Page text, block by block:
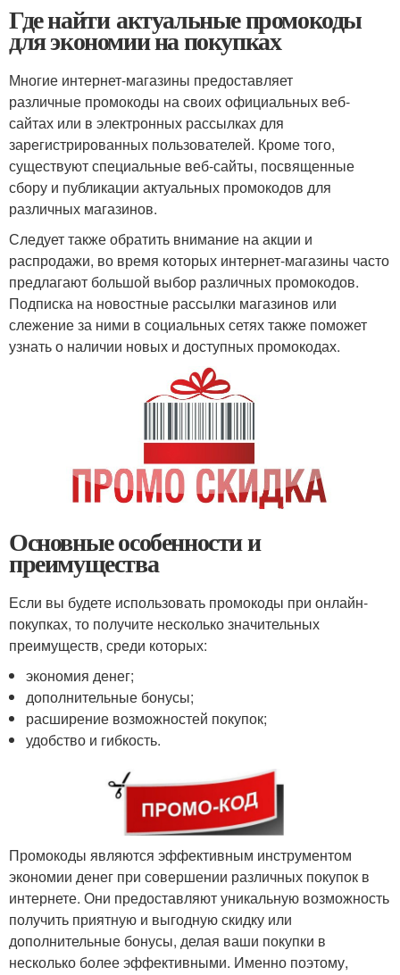
Где найти актуальные промокоды
для экономии на покупках
Многие интернет-магазины предоставляет
различные промокоды на своих официальных веб-
сайтах или в электронных рассылках для
зарегистрированных пользователей. Кроме того,
существуют специальные веб-сайты, посвященные
сбору и публикации актуальных промокодов для
различных магазинов.
Следует также обратить внимание на акции и
распродажи, во время которых интернет-магазины часто
предлагают большой выбор различных промокодов.
Подписка на новостные рассылки магазинов или
слежение за ними в социальных сетях также поможет
узнать о наличии новых и доступных промокодах.
Основные особенности и
преимущества
Если вы будете использовать промокоды при онлайн-
покупках, то получите несколько значительных
преимуществ, среди которых:
экономия денег;
дополнительные бонусы;
расширение возможностей покупок;
удобство и гибкость.
Промокоды являются эффективным инструментом
экономии денег при совершении различных покупок в
интернете. Они предоставляют уникальную возможность
получить приятную и выгодную скидку или
дополнительные бонусы, делая ваши покупки в
несколько более эффективными. Именно поэтому,